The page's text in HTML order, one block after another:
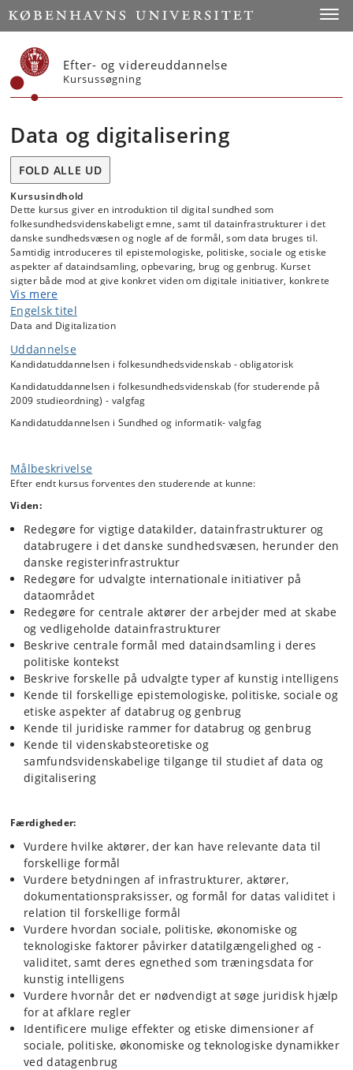
Start
Efter- og videreuddannelse
Kursussøgning
Data og digitalisering
FOLD ALLE UD
Kursusindhold
Dette kursus giver en introduktion til digital sundhed som
folkesundhedsvidenskabeligt emne, samt til datainfrastrukturer i det
danske sundhedsvæsen og nogle af de formål, som data bruges til.
Samtidig introduceres til epistemologiske, politiske, sociale og etiske
aspekter af dataindsamling, opbevaring, brug og genbrug. Kurset
sigter både mod at give konkret viden om digitale initiativer, konkrete
datainfrastrukturer, og centrale aktører med betydning for
digitalisering og dataanvendelse, samt at øge den digitale dannelse
gennem øget bevidsthed om, hvad data er, hvad man kan forstå ved
dataintensivering, som man skal have kendskab til for at blive en
refleksiv praktiker eller forsker. Samlet set er kurset rettet mod det,
som også kaldes digital dannelse.
Vis mere
Engelsk titel
Data and Digitalization
Uddannelse
Kandidatuddannelsen i folkesundhedsvidenskab - obligatorisk
Kandidatuddannelsen i folkesundhedsvidenskab (for studerende på
2009 studieordning) - valgfag
Kandidatuddannelsen i Sundhed og informatik- valgfag
Målbeskrivelse
Efter endt kursus forventes den studerende at kunne:
Viden:
Redegøre for vigtige datakilder, datainfrastrukturer og
databrugere i det danske sundhedsvæsen, herunder den
danske registerinfrastruktur
Redegøre for udvalgte internationale initiativer på
dataområdet
Redegøre for centrale aktører der arbejder med at skabe
og vedligeholde datainfrastrukturer
Beskrive centrale formål med dataindsamling i deres
politiske kontekst
Beskrive forskelle på udvalgte typer af kunstig intelligens
Kende til forskellige epistemologiske, politiske, sociale og
etiske aspekter af databrug og genbrug
Kende til juridiske rammer for databrug og genbrug
Kende til videnskabsteoretiske og
samfundsvidenskabelige tilgange til studiet af data og
digitalisering
Færdigheder:
Vurdere hvilke aktører, der kan have relevante data til
forskellige formål
Vurdere betydningen af infrastrukturer, aktører,
dokumentationspraksisser, og formål for datas validitet i
relation til forskellige formål
Vurdere hvordan sociale, politiske, økonomiske og
teknologiske faktorer påvirker datatilgængelighed og -
validitet, samt deres egnethed som træningsdata for
kunstig intelligens
Vurdere hvornår det er nødvendigt at søge juridisk hjælp
for at afklare regler
Identificere mulige effekter og etiske dimensioner af
sociale, politiske, økonomiske og teknologiske dynamikker
ved datagenbrug